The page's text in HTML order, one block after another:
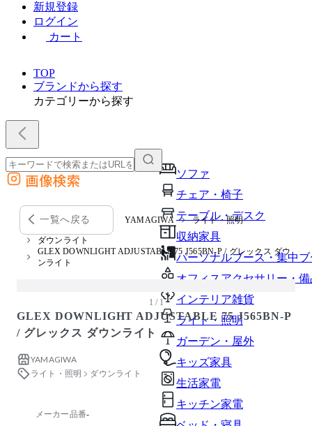
新規登録
ログイン
カート
TOP
ブランドから探す
カテゴリーから探す
ソファ
チェア・椅子
テーブル・デスク
収納家具
パーソナルブース・集中
オフィスアクセサリー・備
インテリア雑貨
ライト・照明
ガーデン・屋外
キッズ家具
生活家電
キッチン家電
外部サイトの商品をカートに追加
他のサイトで見つけた商品ページのURLを貼り付けて、カートに追加できます
画像検索
一覧へ戻る YAMAGIWA ライト・照明
ダウンライト
GLEX DOWNLIGHT ADJUSTABLE 75 J565BN-P / グレックス ダウ
ンライト
1 / 1
GLEX DOWNLIGHT ADJUSTABLE 75 J565BN-P
/ グレックス ダウンライト
YAMAGIWA
ライト・照明
ダウンライト
メーカー品番-